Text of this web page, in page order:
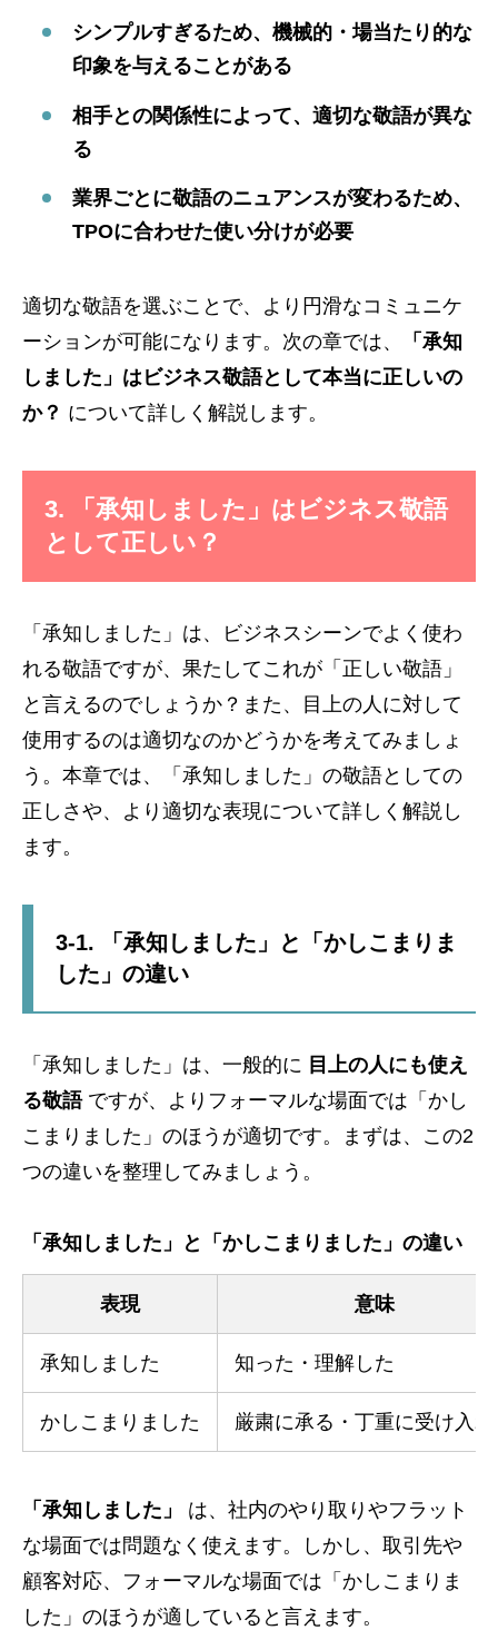
シンプルすぎるため、機械的・場当たり的な
印象を与えることがある
相手との関係性によって、適切な敬語が異な
る
業界ごとに敬語のニュアンスが変わるため、
TPOに合わせた使い分けが必要
適切な敬語を選ぶことで、より円滑なコミュニケ
ーションが可能になります。次の章では、
「承知
しました」はビジネス敬語として本当に正しいの
か？ について詳しく解説します。
3. 「承知しました」はビジネス敬語
として正しい？
「承知しました」は、ビジネスシーンでよく使わ
れる敬語ですが、果たしてこれが「正しい敬語」
と言えるのでしょうか？また、目上の人に対して
使用するのは適切なのかどうかを考えてみましょ
う。本章では、「承知しました」の敬語としての
正しさや、より適切な表現について詳しく解説し
ます。
3-1. 「承知しました」と「かしこまりま
した」の違い
「承知しました」は、一般的に 目上の人にも使え
る敬語ですが、よりフォーマルな場面では「かし
こまりました」のほうが適切です。まずは、この2
つの違いを整理してみましょう。
「承知しました」と「かしこまりました」の違い
表現 意味
承知しました 知った・理解した
かしこまりました 厳粛に承る・丁重に受け入
「承知しました」
は、社内のやり取りやフラット
な場面では問題なく使えます。しかし、取引先や
顧客対応、フォーマルな場面では「かしこまりま
した」のほうが適していると言えます。